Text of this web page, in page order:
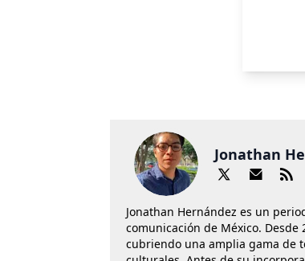
Jonathan
Jonathan Hernández es un
comunicación de México.
cubriendo una amplia gama de